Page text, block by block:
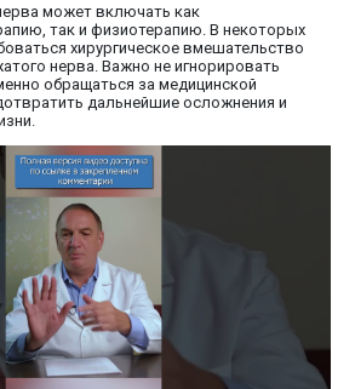
может включать как
так и физиотерапию. В некоторых
хирургическое вмешательство
нерва. Важно не игнорировать
обращаться за медицинской
дальнейшие осложнения и